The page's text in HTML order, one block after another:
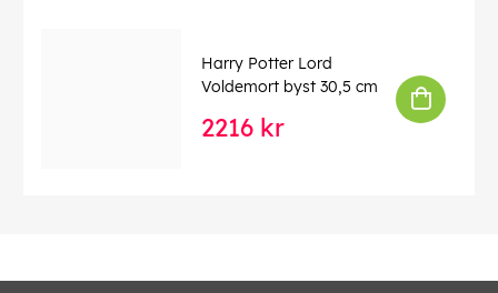
Harry Potter Lord
Voldemort byst 30,5 cm
2216 kr